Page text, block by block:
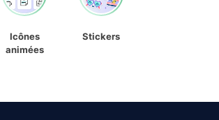
Icônes
animées
Stickers